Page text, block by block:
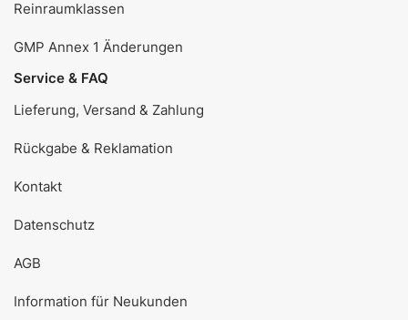
Reinraumklassen
GMP Annex 1 Änderungen
Service & FAQ
Lieferung, Versand & Zahlung
Rückgabe & Reklamation
Kontakt
Datenschutz
AGB
Information für Neukunden